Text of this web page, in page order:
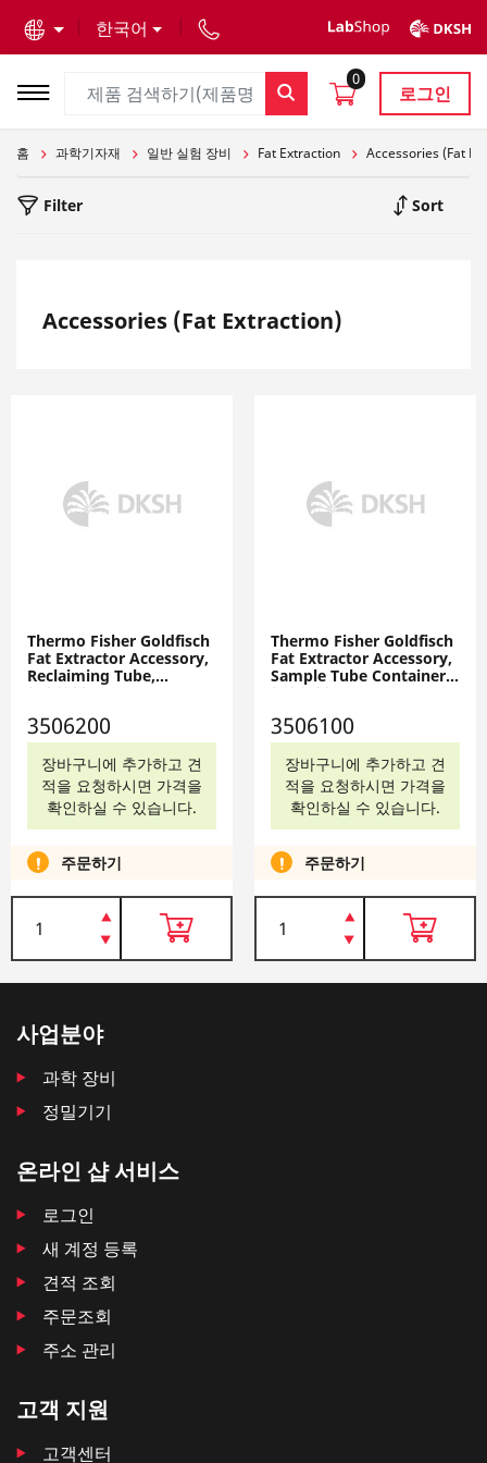
한국어
0
로그인
홈 과학기자재 일반 실험 장비 Fat Extraction Accessories (Fat
Filter Sort
Accessories (Fat Extraction)
Thermo Fisher Goldfisch
Fat Extractor Accessory,
Reclaiming Tube,
3506200
3506200
장바구니에 추가하고 견
적을 요청하시면 가격을
확인하실 수 있습니다.
주문하기
Thermo Fisher Goldfisch
Fat Extractor Accessory,
Sample Tube Container,
3506100
3506100
장바구니에 추가하고 견
적을 요청하시면 가격을
확인하실 수 있습니다.
주문하기
사업분야
과학 장비
정밀기기
온라인 샵 서비스
로그인
새 계정 등록
견적 조회
주문조회
주소 관리
고객 지원
고객센터